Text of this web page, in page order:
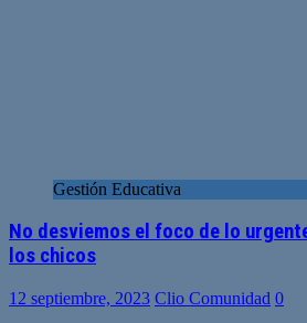
Gestión Educativa
No desviemos el foco de lo
los chicos
12 septiembre, 2023 Clio Comunidad 0